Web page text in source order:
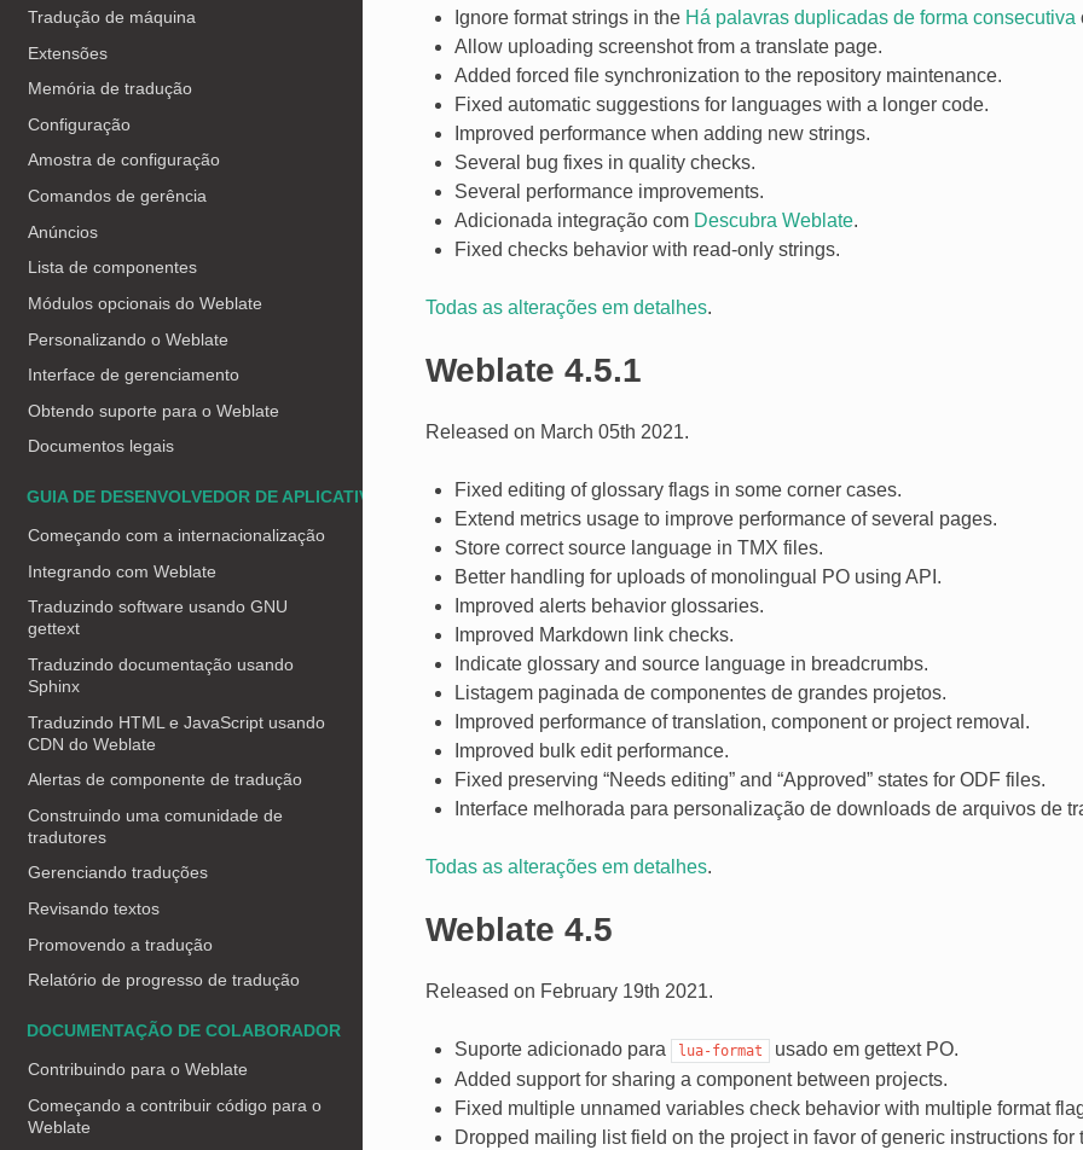
Tradução de máquina
Extensões
Memória de tradução
Configuração
Amostra de configuração
Comandos de gerência
Anúncios
Lista de componentes
Módulos opcionais do Weblate
Personalizando o Weblate
Interface de gerenciamento
Obtendo suporte para o Weblate
Documentos legais
GUIA DE DESENVOLVEDOR DE APLICATIVO
Começando com a internacionalização
Integrando com Weblate
Traduzindo software usando GNU
gettext
Traduzindo documentação usando
Sphinx
Traduzindo HTML e JavaScript usando
CDN do Weblate
Alertas de componente de tradução
Construindo uma comunidade de
tradutores
Gerenciando traduções
Revisando textos
Promovendo a tradução
Relatório de progresso de tradução
DOCUMENTAÇÃO DE COLABORADOR
Contribuindo para o Weblate
Começando a contribuir código para o
Weblate
Ignore format strings in the Há palavras duplicadas de forma consecutiva
Allow uploading screenshot from a translate page.
Added forced file synchronization to the repository maintenance.
Fixed automatic suggestions for languages with a longer code.
Improved performance when adding new strings.
Several bug fixes in quality checks.
Several performance improvements.
Adicionada integração com Descubra Weblate.
Fixed checks behavior with read-only strings.
Todas as alterações em detalhes.
Weblate 4.5.1
Released on March 05th 2021.
Fixed editing of glossary flags in some corner cases.
Extend metrics usage to improve performance of several pages.
Store correct source language in TMX files.
Better handling for uploads of monolingual PO using API.
Improved alerts behavior glossaries.
Improved Markdown link checks.
Indicate glossary and source language in breadcrumbs.
Listagem paginada de componentes de grandes projetos.
Improved performance of translation, component or project removal.
Improved bulk edit performance.
Fixed preserving “Needs editing” and “Approved” states for ODF files.
Interface melhorada para personalização de downloads de arquivos de
Todas as alterações em detalhes.
Weblate 4.5
Released on February 19th 2021.
Suporte adicionado para lua-format
usado em gettext PO.
Added support for sharing a component between projects.
Fixed multiple unnamed variables check behavior with multiple format
Dropped mailing list field on the project in favor of generic instructions for